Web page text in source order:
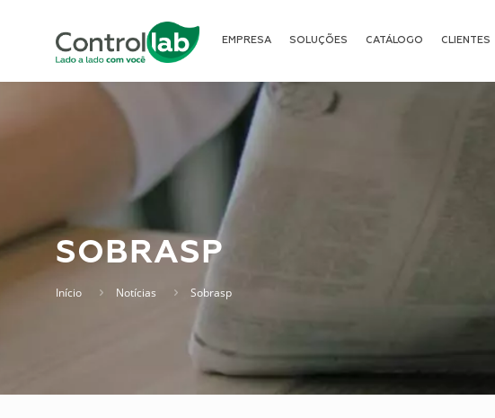
EMPRESA SOLUÇÕES CATÁLOGO CLIENTES
SOBRASP
Início Notícias Sobrasp